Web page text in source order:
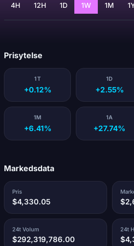
4H 12H 1D 1W 1M
Prisytelse
1T
+0.12%
1D
+2.55%
1M
+6.41%
1A
+27.74%
Markedsdata
Pris
$4,330.05
24t Volum
$292,319,786.00
24t